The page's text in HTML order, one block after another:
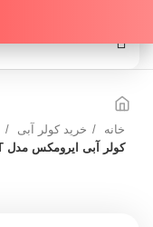
خانه خرید کولر آبی
کولر آبی ایرومکس مدل AM80T ظرفیت ۸ هزار بالازن